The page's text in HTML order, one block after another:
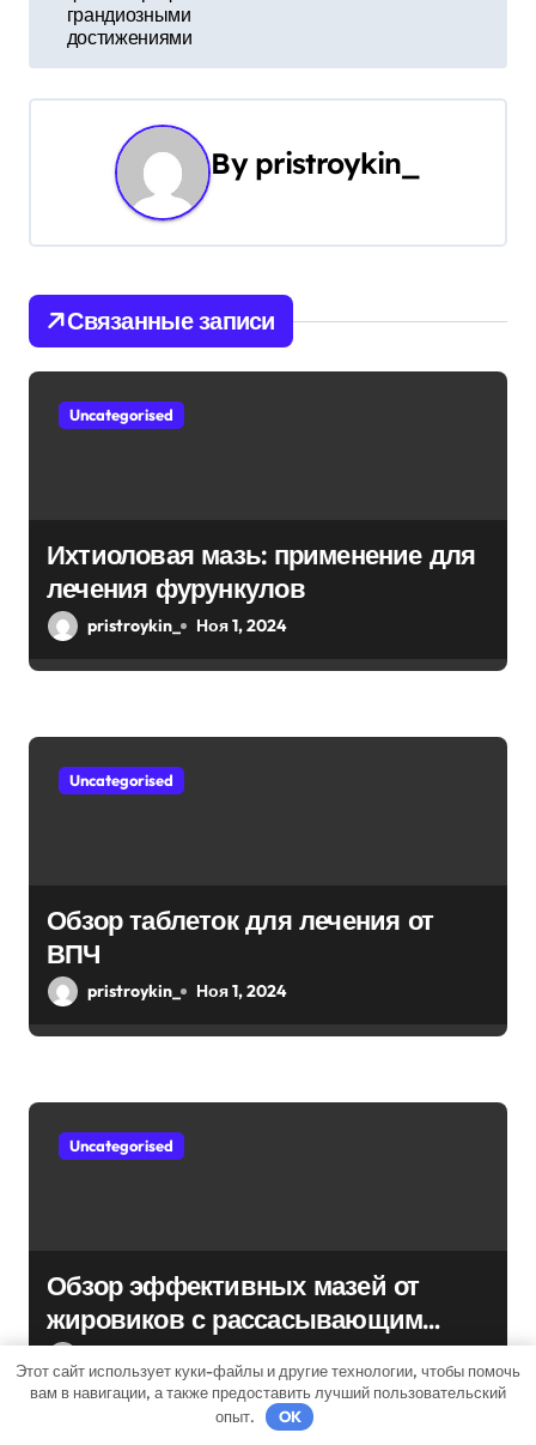
а
я
п
о
з
и
с
я
м
грандиозными
достижениями
By pristroykin_
Связанные записи
Uncategorised
Ихтиоловая мазь: применение для
лечения фурункулов
pristroykin_ Ноя 1, 2024
Uncategorised
Обзор таблеток для лечения от
ВПЧ
pristroykin_ Ноя 1, 2024
Uncategorised
Обзор эффективных мазей от
жировиков с рассасывающим
эффектом
Этот сайт использует куки-файлы и другие технологии, чтобы помочь
вам в навигации, а также предоставить лучший пользовательский
опыт.
OK